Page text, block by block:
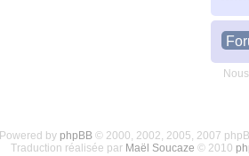
Powered by phpBB© 2000, 2002, 2005, 2007
Traduction réalisée par Maël Soucaze © 2010